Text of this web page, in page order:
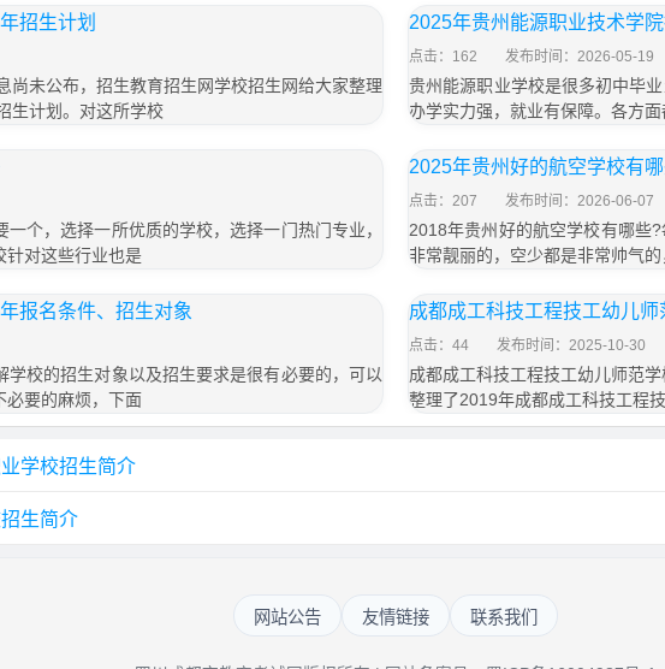
招生计划
尚未公布，招生教育招生网学校招生网给大家整理
生计划。对这所学校
2025年贵州能源职业技术学
点击：162 发布时间：2026-05-19
贵州能源职业学校是很多初中毕
办学实力强，就业有保障。各方
个，选择一所优质的学校，选择一门热门专业，
针对这些行业也是
2025年贵州好的航空学校有
点击：207 发布时间：2026-06-07
2018年贵州好的航空学校有哪些
非常靓丽的，空少都是非常帅气
报名条件、招生对象
校的招生对象以及招生要求是很有必要的，可以
必要的麻烦，下面
成都成工科技工程技工幼儿
点击：44 发布时间：2025-10-30
成都成工科技工程技工幼儿师范
整理了2019年成都成工科技工程
学校招生简介
生简介
网站公告 友情链接 联系我们